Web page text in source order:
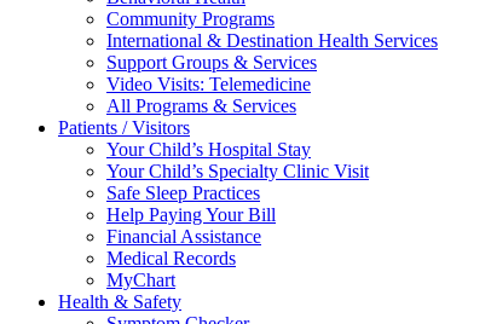
Community Programs
International & Destination Health Services
Support Groups & Services
Video Visits: Telemedicine
All Programs & Services
Patients / Visitors
Your Child’s Hospital Stay
Your Child’s Specialty Clinic Visit
Safe Sleep Practices
Help Paying Your Bill
Financial Assistance
Medical Records
MyChart
Health & Safety